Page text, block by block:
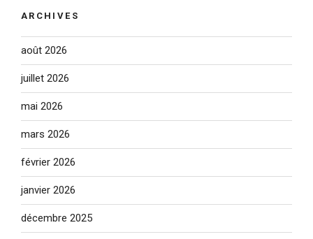
ARCHIVES
août 2026
juillet 2026
mai 2026
mars 2026
février 2026
janvier 2026
décembre 2025